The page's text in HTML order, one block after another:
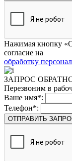
Нажимая кнопку
согласие на
обработку
ЗАПРОС
Перезвоним в
Ваше имя*:
Телефон*:
ОТПРАВИТЬ